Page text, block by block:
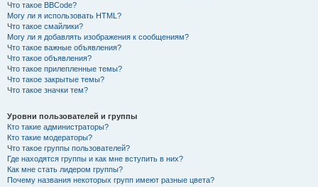
Что такое BBCode?
Могу ли я использовать HTML?
Что такое смайлики?
Могу ли я добавлять изображения к сообщениям?
Что такое важные объявления?
Что такое объявления?
Что такое прилепленные темы?
Что такое закрытые темы?
Что такое значки тем?
Уровни пользователей и группы
Кто такие администраторы?
Кто такие модераторы?
Что такое группы пользователей?
Где находятся группы и как мне вступить в них?
Как мне стать лидером группы?
Почему названия некоторых групп имеют разные цвета?